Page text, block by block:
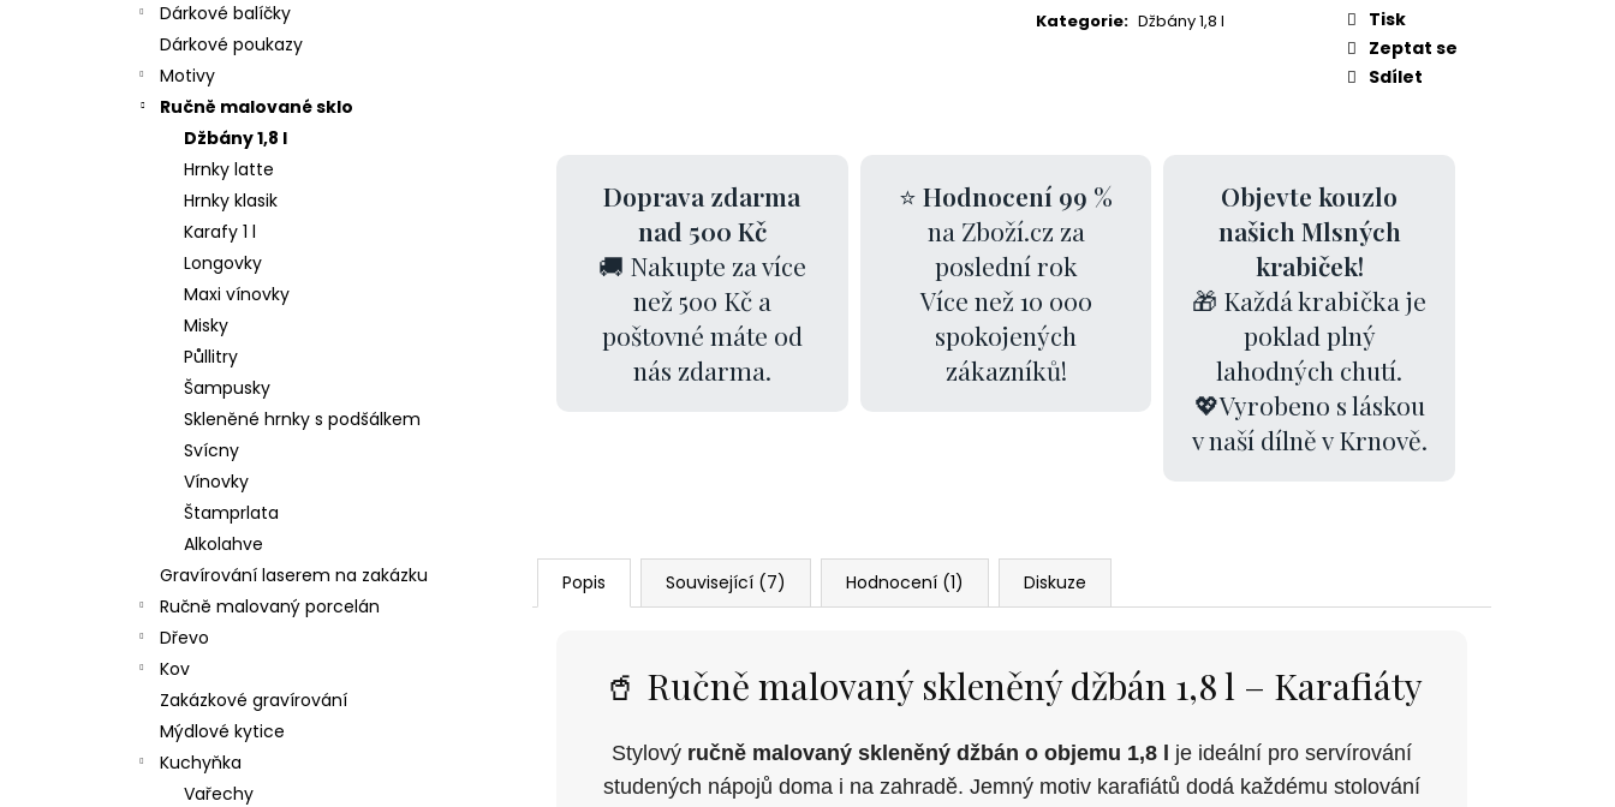
Dárkové balíčky
Dárkové poukazy
Motivy
Ručně malované sklo
Džbány 1,8 l
Hrnky latte
Hrnky klasik
Karafy 1 l
Longovky
Maxi vínovky
Misky
Půllitry
Šampusky
Skleněné hrnky s podšálkem
Svícny
Vínovky
Štamprlata
Alkolahve
Gravírování laserem na zakázku
Ručně malovaný porcelán
Dřevo
Kov
Zakázkové gravírování
Mýdlové kytice
Kuchyňka
Vařechy
Kategorie: Džbány 1,8 l
Tisk
Zeptat se
Sdílet
Doprava zdarma
nad 500 Kč
🚚 Nakupte za více
než 500 Kč a
poštovné máte od
nás zdarma.
⭐ Hodnocení 99 %
na Zboží.cz za
poslední rok
Více než 10 000
spokojených
zákazníků!
Objevte kouzlo
našich Mlsných
krabiček!
🎁 Každá krabička je
poklad plný
lahodných chutí.
💖Vyrobeno s láskou
v naší dílně v Krnově.
Popis Související (7) Hodnocení (1) Diskuze
🥤 Ručně malovaný skleněný džbán 1,8 l – Karafiáty
Stylový ručně malovaný skleněný džbán o objemu 1,8 l
je ideální pro servírování
studených nápojů doma i na zahradě. Jemný motiv karafiátů dodá každému stolování